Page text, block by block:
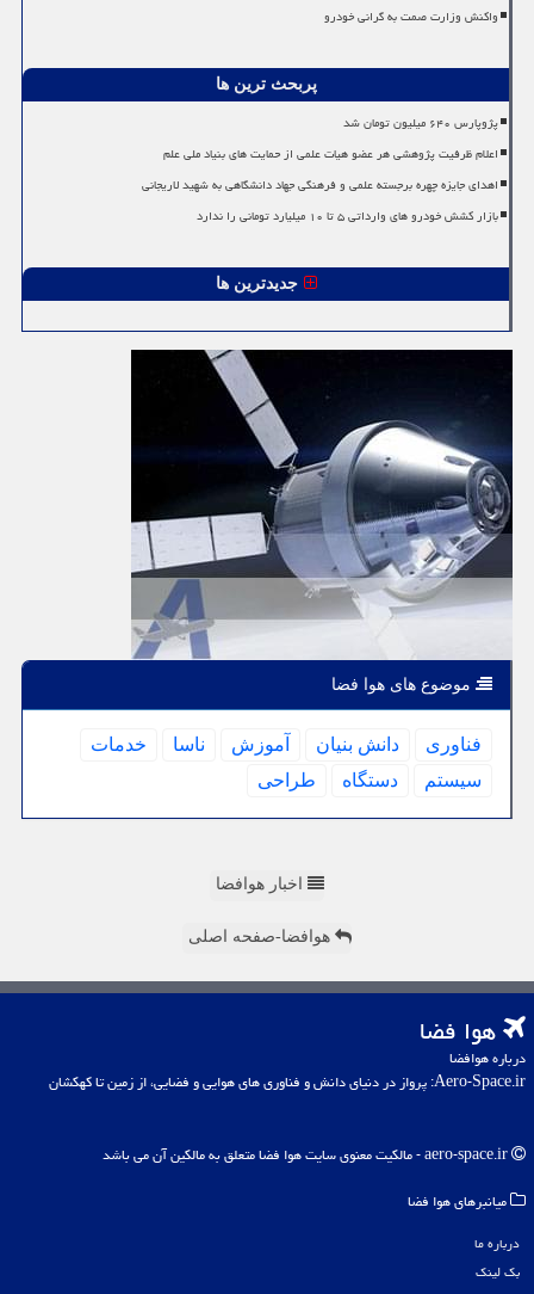
واکنش وزارت صمت به گرانی خودرو
پربحث ترین ها
پژوپارس ۶۴۰ میلیون تومان شد
اعلام ظرفیت پژوهشی هر عضو هیات علمی از حمایت های بنیاد ملی علم
اهدای جایزه چهره برجسته علمی و فرهنگی جهاد دانشگاهی به شهید لاریجانی
بازار کشش خودرو های وارداتی ۵ تا ۱۰ میلیارد تومانی را ندارد
جدیدترین ها
موضوع های هوا فضا
فناوری دانش بنیان آموزش ناسا
خدمات
سیستم
دستگاه طراحی
اخبار هوافضا
هوافضا-صفحه اصلی
هوا فضا
درباره هوافضا
Aero-Space.ir: پرواز در دنیای دانش و فناوری های هوایی و فضایی، از زمین تا کهکشان
میانبرهای هوا فضا
درباره ما
بک لینک